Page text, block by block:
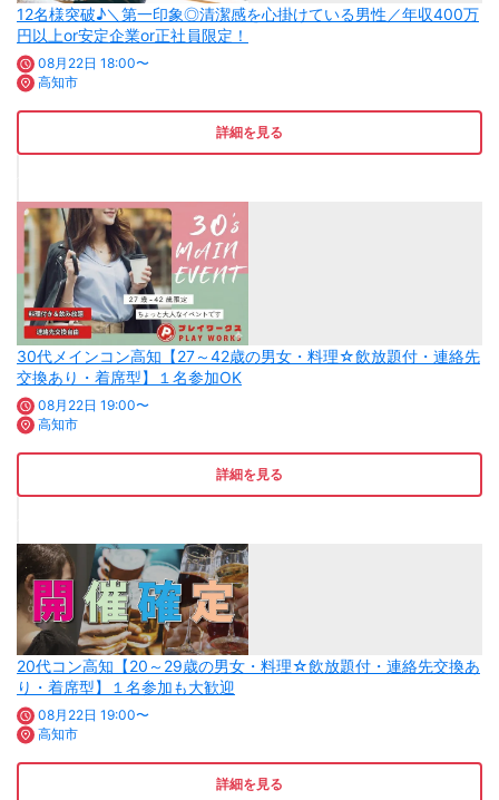
12名様突破♪＼第一印象◎清潔感を心掛けている男性／年収400万
円以上or安定企業or正社員限定！
08月22日 18:00〜
高知市
詳細を見る
30代メインコン高知【27～42歳の男女・料理☆飲放題付・連絡先
交換あり・着席型】１名参加OK
08月22日 19:00〜
高知市
詳細を見る
20代コン高知【20～29歳の男女・料理☆飲放題付・連絡先交換あ
り・着席型】１名参加も大歓迎
08月22日 19:00〜
高知市
詳細を見る